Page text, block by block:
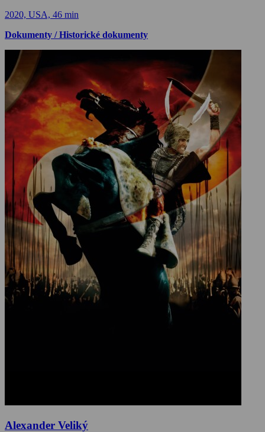
2020, USA, 46 min
Dokumenty / Historické dokumenty
Alexander Veliký